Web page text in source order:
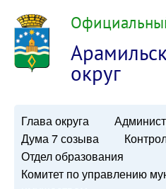
округ
Глава округа
Дума 7 созыва
Отдел образования
Комитет по управлению